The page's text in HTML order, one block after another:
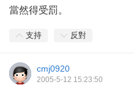
當然得受罰。
支持 反對
cmj0920
2005-5-12 15:23:50